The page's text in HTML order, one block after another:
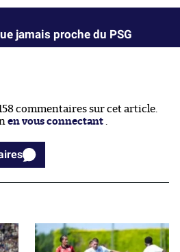
jamais proche du PSG
commentaires sur cet article.
en vous connectant